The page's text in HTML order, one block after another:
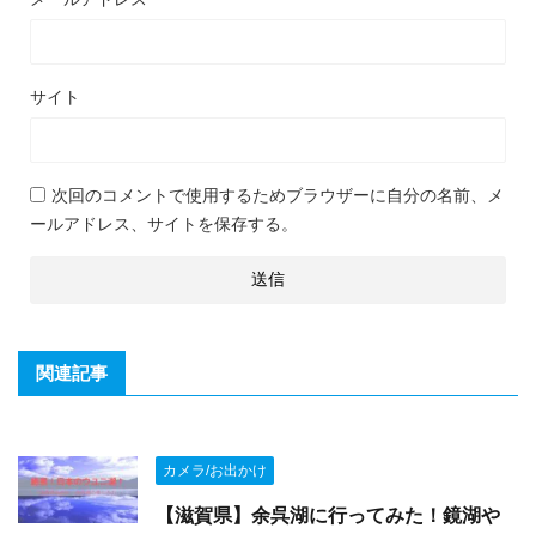
サイト
次回のコメントで使用するためブラウザーに自分の名前、メ
ールアドレス、サイトを保存する。
関連記事
カメラ/お出かけ
【滋賀県】余呉湖に行ってみた！鏡湖や